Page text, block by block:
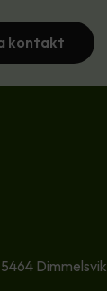
kontakt
Dimmelsvik